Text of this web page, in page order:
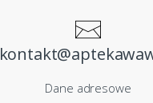
Dane adresowe